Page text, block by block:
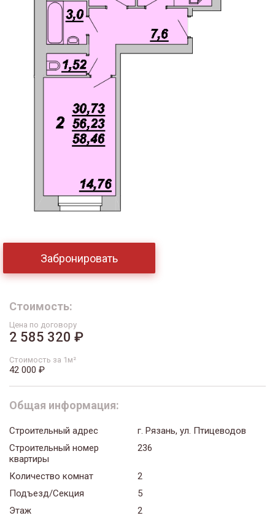
Забронировать
Стоимость:
Цена по договору
2 585 320 ₽
Стоимость за 1м²
42 000 ₽
Общая информация:
Строительный адрес
г. Рязань, ул. Птицеводов
Строительный номер
квартиры
236
Количество комнат
2
Подъезд/Секция
5
Этаж
2